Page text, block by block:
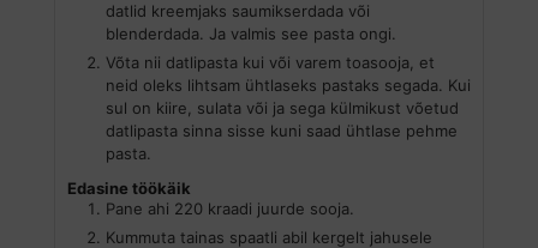
datlid kreemjaks saumikserdada või
blenderdada. Ja valmis see pasta ongi.
Võta nii datlipasta kui või varem toasooja, et
neid oleks lihtsam ühtlaseks pastaks segada. Kui
sul on kiire, sulata või ja sega külmikust võetud
datlipasta sinna sisse kuni saad ühtlase pehme
pasta.
Edasine töökäik
Pane ahi 220 kraadi juurde sooja.
Kummuta tainas spaatli abil kergelt jahusele